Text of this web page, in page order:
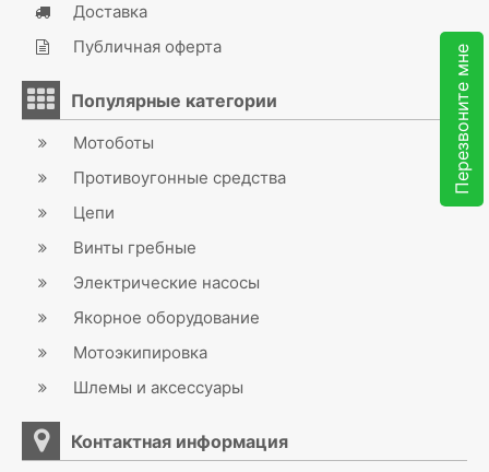
Перезвоните мне
Доставка
Публичная оферта
Популярные категории
Мотоботы
Противоугонные средства
Цепи
Винты гребные
Электрические насосы
Якорное оборудование
Мотоэкипировка
Шлемы и аксессуары
Контактная информация